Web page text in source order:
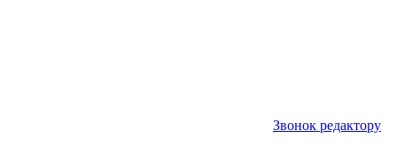
Звонок редактору